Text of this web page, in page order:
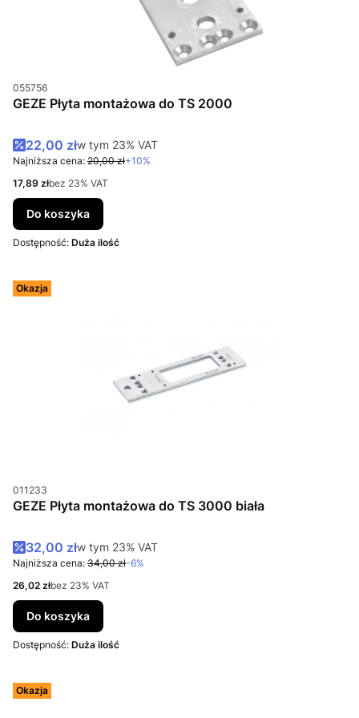
Kod produktu
055756
GEZE Płyta montażowa do TS 2000
Cena promocyjna brutto
22,00 złw tym %s VAT
w tym 23% VAT
Najniższa cena: 20,00 zł+10%
Cena netto
17,89 złbez 23% VAT
Do koszyka
Dostępność: Duża ilość
Okazja
Kod produktu
011233
GEZE Płyta montażowa do TS 3000 biała
Cena promocyjna brutto
32,00 złw tym %s VAT
w tym 23% VAT
Najniższa cena: 34,00 zł-6%
Cena netto
26,02 złbez 23% VAT
Do koszyka
Dostępność: Duża ilość
Okazja